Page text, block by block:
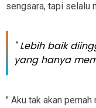
sengsara, tapi selalu
" Lebih baik
yang hanya
" Aku tak akan